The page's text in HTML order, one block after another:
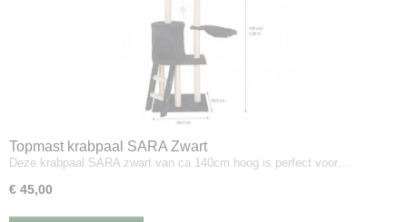
Topmast krabpaal SARA Zwart
Deze krabpaal SARA zwart van ca 140cm hoog is perfect voor…
€ 45,00